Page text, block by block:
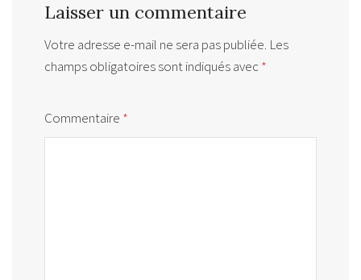
Laisser un commentaire
Votre adresse e-mail ne sera pas publiée. Les
champs obligatoires sont indiqués avec*
Commentaire *